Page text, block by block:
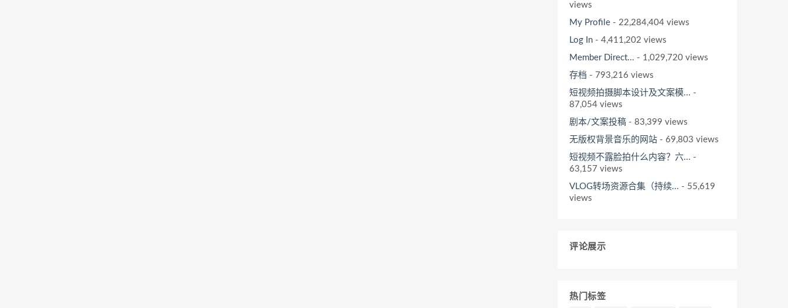
views
My Profile - 22,284,404 views
Log In - 4,411,202 views
Member Direct... - 1,029,720 views
存档 - 793,216 views
短视频拍摄脚本设计及文案模... -
87,054 views
剧本/文案投稿 - 83,399 views
无版权背景音乐的网站 - 69,803 views
短视频不露脸拍什么内容？六... -
63,157 views
VLOG转场资源合集（持续... - 55,619
views
评论展示
热门标签